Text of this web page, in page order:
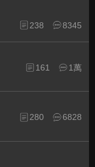
238 8345
161 1萬
280 6828